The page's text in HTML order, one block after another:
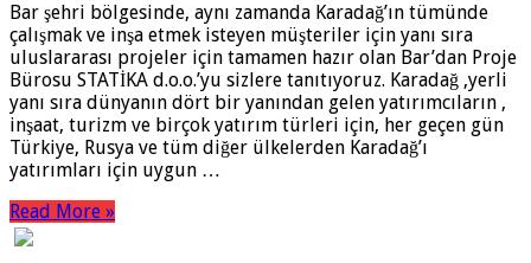
Bar şehri bölgesinde, aynı zamanda Karadağ’ın tümünde
çalışmak ve inşa etmek isteyen müşteriler için yanı sıra
uluslararası projeler için tamamen hazır olan Bar’dan Proje
Bürosu STATİKA d.o.o.’yu sizlere tanıtıyoruz. Karadağ ,yerli
yanı sıra dünyanın dört bir yanından gelen yatırımcıların ,
inşaat, turizm ve birçok yatırım türleri için, her geçen gün
Türkiye, Rusya ve tüm diğer ülkelerden Karadağ’ı
yatırımları için uygun …
Read More »